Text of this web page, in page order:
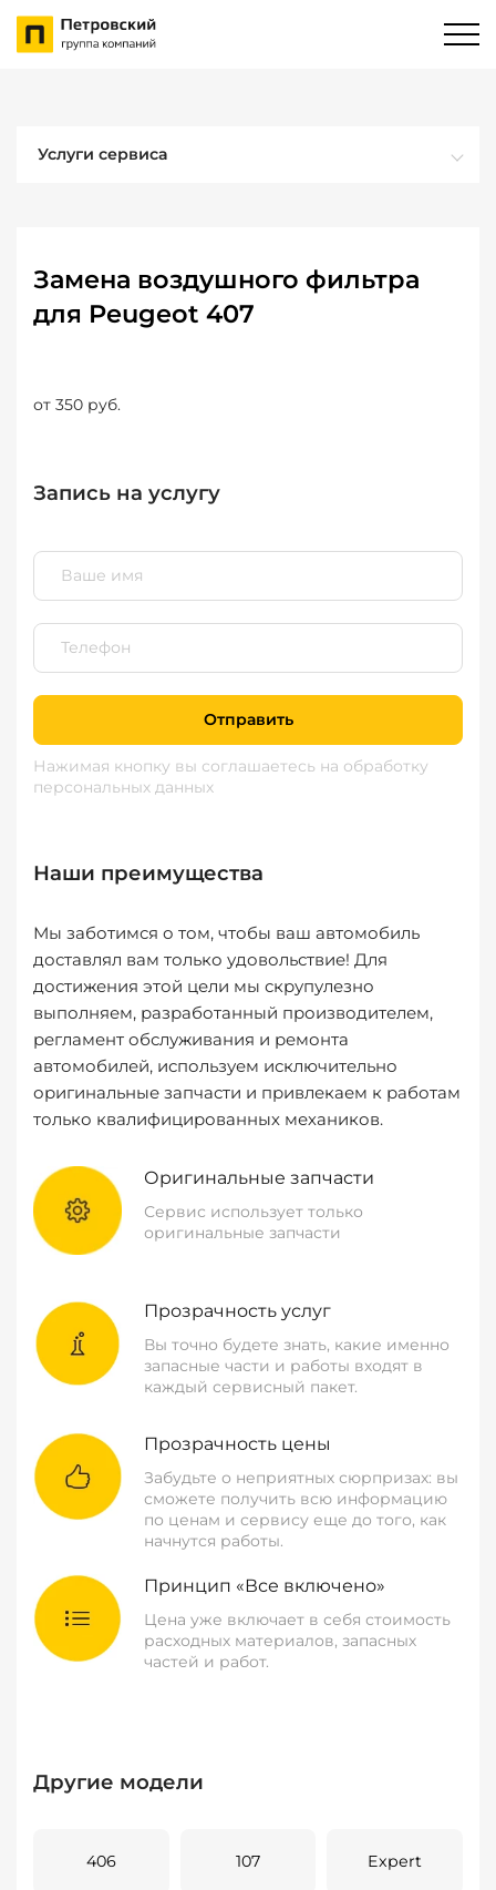
Услуги сервиса
Замена воздушного фильтра
для Peugeot 407
от 350 руб.
Запись на услугу
Отправить
Нажимая кнопку вы соглашаетесь на обработку
персональных данных
Наши преимущества
Мы заботимся о том, чтобы ваш автомобиль
доставлял вам только удовольствие! Для
достижения этой цели мы скрупулезно
выполняем, разработанный производителем,
регламент обслуживания и ремонта
автомобилей, используем исключительно
оригинальные запчасти и привлекаем к работам
только квалифицированных механиков.
Оригинальные запчасти
Сервис использует только
оригинальные запчасти
Прозрачность услуг
Вы точно будете знать, какие именно
запасные части и работы входят в
каждый сервисный пакет.
Прозрачность цены
Забудьте о неприятных сюрпризах: вы
сможете получить всю информацию
по ценам и сервису еще до того, как
начнутся работы.
Принцип «Все включено»
Цена уже включает в себя стоимость
расходных материалов, запасных
частей и работ.
Другие модели
406 107 Expert